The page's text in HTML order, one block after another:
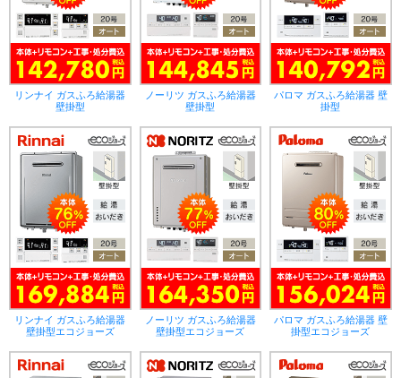
リンナイ ガスふろ給湯器
壁掛型
ノーリツ ガスふろ給湯器
壁掛型
パロマ ガスふろ給湯器 壁
掛型
リンナイ ガスふろ給湯器
壁掛型エコジョーズ
ノーリツ ガスふろ給湯器
壁掛型エコジョーズ
パロマ ガスふろ給湯器 壁
掛型エコジョーズ